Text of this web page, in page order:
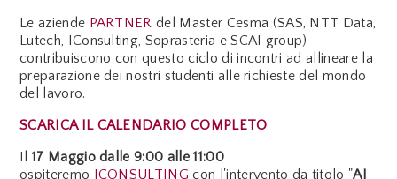
Le aziende PARTNER del Master Cesma (SAS, NTT Data,
Lutech, IConsulting, Soprasteria e SCAI group)
contribuiscono con questo ciclo di incontri ad allineare la
preparazione dei nostri studenti alle richieste del mondo
del lavoro.
SCARICA IL CALENDARIO COMPLETO
Il 17 Maggio dalle 9:00 alle 11:00
ospiteremo ICONSULTING con l'intervento da titolo "AI